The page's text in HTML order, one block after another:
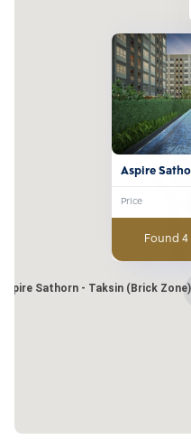
Aspire Sathorn - Taksin (Brick Zone)
Aspire
Price
Found